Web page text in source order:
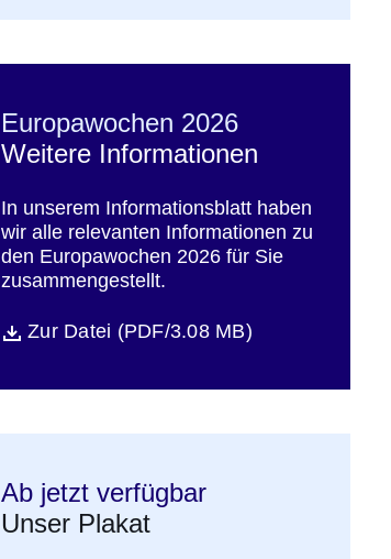
Europawochen 2026
Weitere Informationen
In unserem Informationsblatt haben
wir alle relevanten Informationen zu
den Europawochen 2026 für Sie
zusammengestellt.
DateiZur Datei (PDF/3.08 MB)
Öffnet sich in einem neuen Fenster
Ab jetzt verfügbar
Unser Plakat